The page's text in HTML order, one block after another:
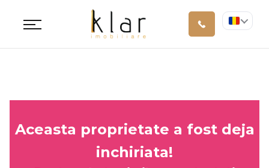
Aceasta proprietate a fost deja
inchiriata!